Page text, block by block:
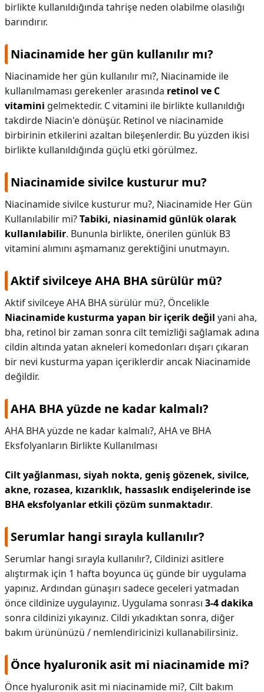
birlikte kullanıldığında tahrişe neden olabilme olasılığı
barındırır.
Niacinamide her gün kullanılır mı?
Niacinamide her gün kullanılır mı?, Niacinamide ile
kullanılmaması gerekenler arasında retinol ve C
vitamini gelmektedir. C vitamini ile birlikte kullanıldığı
takdirde Niacin'e dönüşür. Retinol ve niacinamide
birbirinin etkilerini azaltan bileşenlerdir. Bu yüzden ikisi
birlikte kullanıldığında güçlü etki görülmez.
Niacinamide sivilce kusturur mu?
Niacinamide sivilce kusturur mu?, Niacinamide Her Gün
Kullanılabilir mi?Tabiki, niasinamid günlük olarak
kullanılabilir. Bununla birlikte, önerilen günlük B3
vitamini alımını aşmamanız gerektiğini unutmayın.
Aktif sivilceye AHA BHA sürülür mü?
Aktif sivilceye AHA BHA sürülür mü?, Öncelikle
Niacinamide kusturma yapan bir içerik değil yani aha,
bha, retinol bir zaman sonra cilt temizliği sağlamak adına
cildin altında yatan akneleri komedonları dışarı çıkaran
bir nevi kusturma yapan içeriklerdir ancak Niacinamide
değildir.
AHA BHA yüzde ne kadar kalmalı?
AHA BHA yüzde ne kadar kalmalı?, AHA ve BHA
Eksfolyanların Birlikte Kullanılması
Cilt yağlanması, siyah nokta, geniş gözenek, sivilce,
akne, rozasea, kızarıklık, hassaslık endişelerinde ise
BHA eksfolyanlar etkili çözüm sunmaktadır.
Serumlar hangi sırayla kullanılır?
Serumlar hangi sırayla kullanılır?, Cildinizi asitlere
alıştırmak için 1 hafta boyunca üç günde bir uygulama
yapınız. Ardından günaşırı sadece geceleri yatmadan
önce cildinize uygulayınız. Uygulama sonrası 3-4 dakika
sonra cildinizi yıkayınız. Cildi yıkadıktan sonra, diğer
bakım ürününüzü / nemlendiricinizi kullanabilirsiniz.
Önce hyaluronik asit mi niacinamide mi?
Önce hyaluronik asit mi niacinamide mi?, Cilt bakım